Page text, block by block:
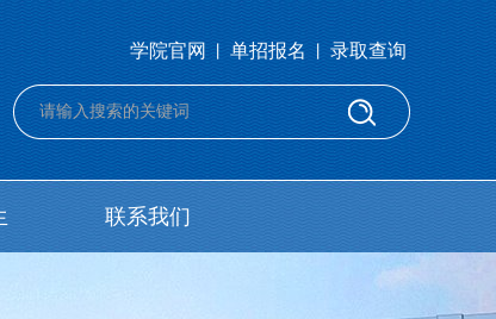
学院官网 丨 单招报名 丨 录取查询
联系我们